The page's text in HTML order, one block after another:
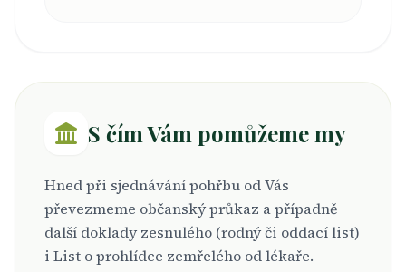
S čím Vám pomůžeme my
Hned při sjednávání pohřbu od Vás
převezmeme občanský průkaz a případně
další doklady zesnulého (rodný či oddací list)
i List o prohlídce zemřelého od lékaře.